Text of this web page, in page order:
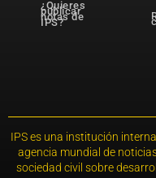
¿Quieres
publicar
notas de
IPS?
IPS es una institución
agencia mundial de
sociedad civil sobre